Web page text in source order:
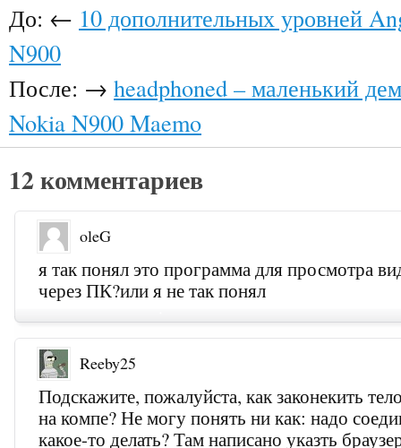
До: ← 10 дополнительных уровней
N900
После: → headphoned – маленький
Nokia N900 Maemo
12 комментариев
oleG
я так понял это программа для просмотра
через ПК?или я не так понял
Reeby25
Подскажите, пожалуйста, как законекить
на компе? Не могу понять ни как: надо
какое-то делать? Там написано указть